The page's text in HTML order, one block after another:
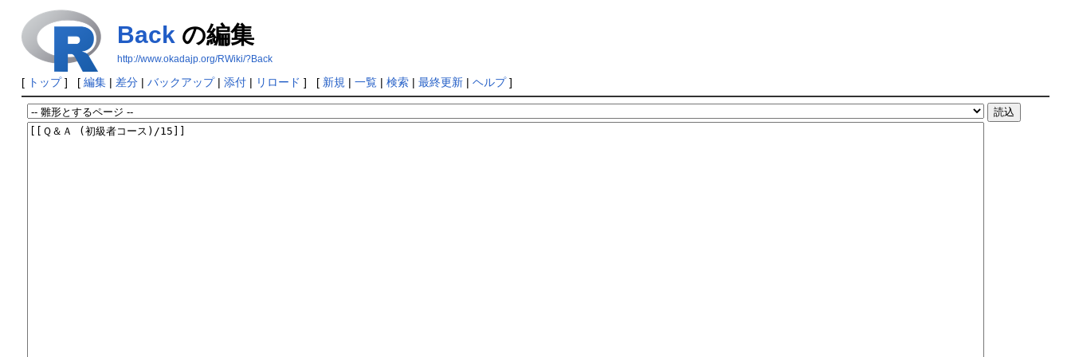
Back の編集
http://www.okadajp.org/RWiki/?Back
[ トップ] [ 編集| 差分| バックアップ| 添付| リロード ] [ 新規 | 一覧| 検索| 最終更新| ヘルプ]